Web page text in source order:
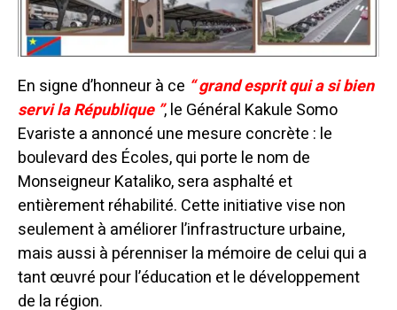
En signe d’honneur à ce “ grand esprit qui a si bien
servi la République ”, le Général Kakule Somo
Evariste a annoncé une mesure concrète : le
boulevard des Écoles, qui porte le nom de
Monseigneur Kataliko, sera asphalté et
entièrement réhabilité. Cette initiative vise non
seulement à améliorer l’infrastructure urbaine,
mais aussi à pérenniser la mémoire de celui qui a
tant œuvré pour l’éducation et le développement
de la région.